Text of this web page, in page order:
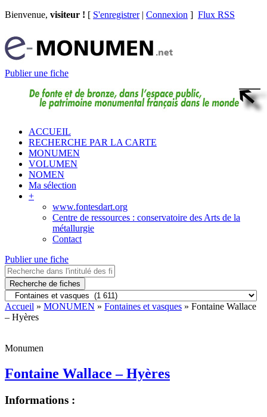
Bienvenue, visiteur ! [ S'enregistrer| Connexion ] Flux RSS
Publier une fiche
ACCUEIL
RECHERCHE PAR LA CARTE
MONUMEN
VOLUMEN
NOMEN
Ma sélection
+
www.fontesdart.org
Centre de ressources : conservatoire des Arts de la
métallurgie
Contact
Publier une fiche
Recherche de fiches
Accueil » MONUMEN » Fontaines et vasques » Fontaine Wallace
– Hyères
Monumen
Fontaine Wallace – Hyères
Informations :